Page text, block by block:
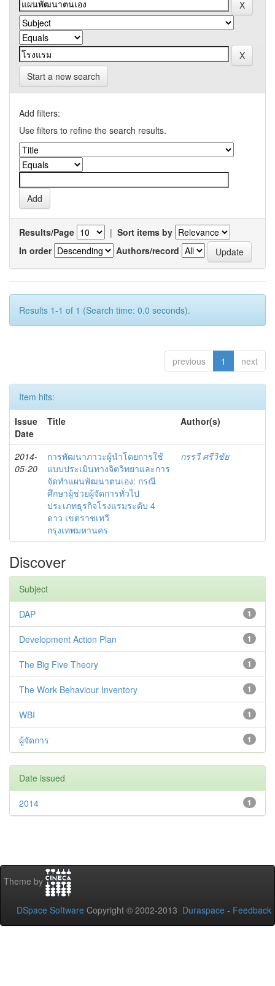
Start a new search
Add filters:
Use filters to refine the search results.
Results/Page | Sort items by
In order
Authors/record
Results 1-1 of 1 (Search time: 0.0 seconds).
previous 1 next
Item hits:
Issue
Date
Title Author(s)
2014-
05-20
การพัฒนาภาวะผู้นำโดยการใช้
แบบประเมินทางจิตวิทยาและการ
จัดทำแผนพัฒนาตนเอง: กรณี
ศึกษาผู้ช่วยผู้จัดการทั่วไป
ประเภทธุรกิจโรงแรมระดับ 4
ดาว เขตราชเทวี
กรุงเทพมหานคร
กรรวี ศรีวิชัย
Discover
Subject
1
DAP
1
Development Action Plan
1
The Big Five Theory
1
The Work Behaviour Inventory
1
WBI
1
ผู้จัดการ
Date issued
1
2014
Theme by
DSpace Software Copyright © 2002-2013 Duraspace - Feedback